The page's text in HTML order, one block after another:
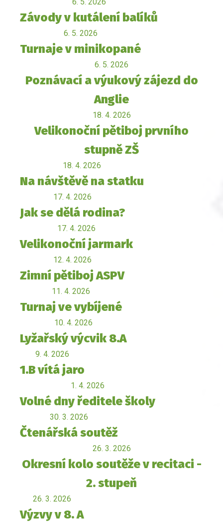
Závody v kutálení balíků
6. 5. 2026
Turnaje v minikopané
6. 5. 2026
Poznávací a výukový zájezd do
Anglie
18. 4. 2026
Velikonoční pětiboj prvního
stupně ZŠ
18. 4. 2026
Na návštěvě na statku
17. 4. 2026
Jak se dělá rodina?
17. 4. 2026
Velikonoční jarmark
12. 4. 2026
Zimní pětiboj ASPV
11. 4. 2026
Turnaj ve vybíjené
10. 4. 2026
Lyžařský výcvik 8.A
9. 4. 2026
1.B vítá jaro
1. 4. 2026
Volné dny ředitele školy
30. 3. 2026
Čtenářská soutěž
26. 3. 2026
Okresní kolo soutěže v recitaci -
2. stupeň
26. 3. 2026
Výzvy v 8. A